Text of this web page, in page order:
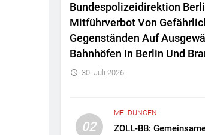
Bundespolizeidirektion
Mitführverbot Von
Gegenständen Auf
Bahnhöfen In Berlin Und
30. Juli 2026
02
MELDUNGEN
ZOLL-BB: